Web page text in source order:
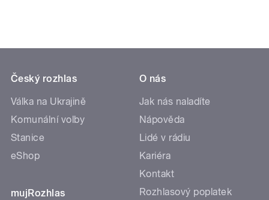
Český rozhlas
Válka na Ukrajině
Komunální volby
Stanice
eShop
mujRozhlas
O nás
Jak nás naladíte
Nápověda
Lidé v rádiu
Kariéra
Kontakt
Rozhlasový poplatek